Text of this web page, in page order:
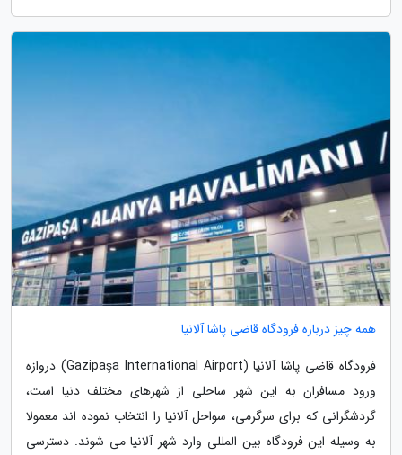
همه چیز درباره فرودگاه قاضی پاشا آلانیا
فرودگاه قاضی پاشا آلانیا (Gazipaşa International Airport) دروازه
ورود مسافران به این شهر ساحلی از شهرهای مختلف دنیا است،
گردشگرانی که برای سرگرمی، سواحل آلانیا را انتخاب نموده اند معمولا
به وسیله این فرودگاه بین المللی وارد شهر آلانیا می شوند. دسترسی